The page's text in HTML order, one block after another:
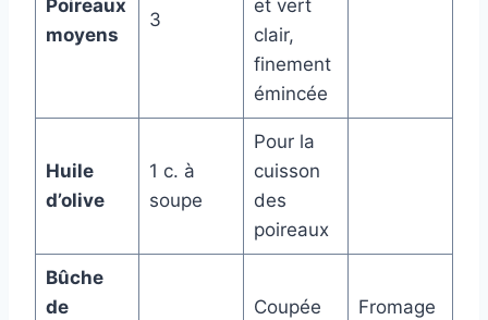
Poireaux
moyens
3
et vert
clair,
finement
émincée
Huile
d’olive
1 c. à
soupe
Pour la
cuisson
des
poireaux
Bûche
de
Coupée
Fromage